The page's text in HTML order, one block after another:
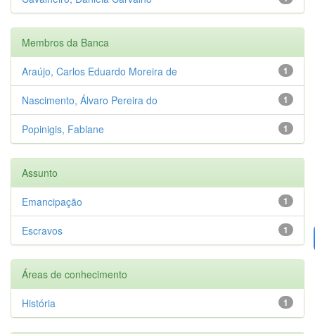
Membros da Banca
1
Araújo, Carlos Eduardo Moreira de
1
Nascimento, Álvaro Pereira do
1
Popinigis, Fabiane
Assunto
1
Emancipação
1
Escravos
Áreas de conhecimento
1
História